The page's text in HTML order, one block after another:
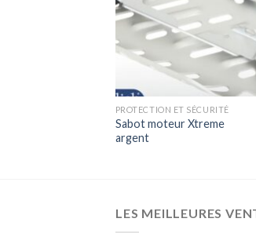
PROTECTION ET SÉCURITÉ
Sabot moteur Xtreme
argent
LES MEILLEURES